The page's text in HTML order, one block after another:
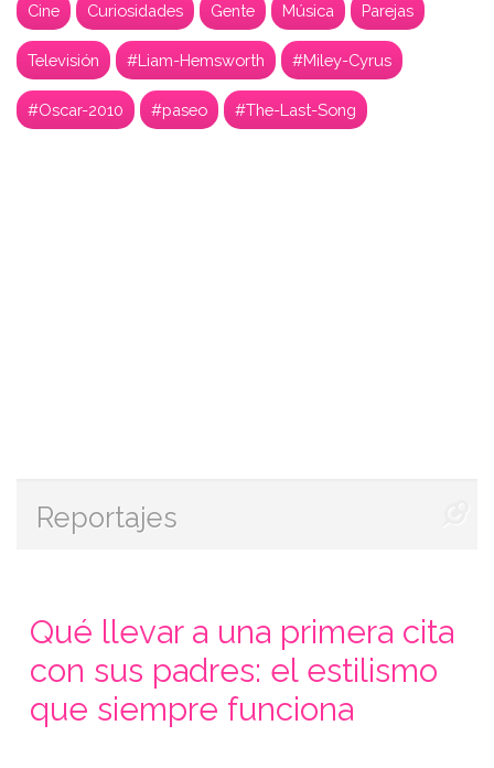
Cine Curiosidades Gente Música Parejas
Televisión #Liam-Hemsworth #Miley-Cyrus
#Oscar-2010 #paseo #The-Last-Song
Reportajes
Qué llevar a una primera cita
con sus padres: el estilismo
que siempre funciona